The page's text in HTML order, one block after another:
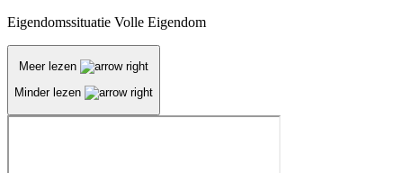
Eigendomssituatie Volle Eigendom
Meer lezen
Minder lezen